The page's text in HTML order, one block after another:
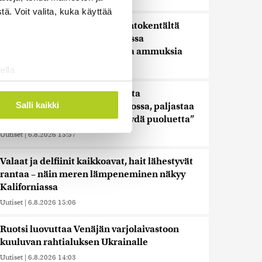
Voit valita, kuka käyttää
. Voit muuttaa
tukemiseen
alan
tietoja muihin tietoihin, joita
siirtää ulkomaille.
Salli kaikki
Saksalaismediat: Leipzigin lentokentältä
löydetyn droonin lähellä olleessa
ukrainalaiskoneessa oli lastina ammuksia
Uutiset
Iso osa keskustaa ja kokoomusta
äänestäneistä on vielä katsomossa, paljastaa
Ylen mittaus – ”Eivät oikein löydä puoluetta”
Uutiset | 6.8.2026 15:57
Valaat ja delfiinit kaikkoavat, hait lähestyvät
rantaa – näin meren lämpeneminen näkyy
Kaliforniassa
Uutiset | 6.8.2026 15:06
Ruotsi luovuttaa Venäjän varjolaivastoon
kuuluvan rahtialuksen Ukrainalle
Uutiset | 6.8.2026 14:03